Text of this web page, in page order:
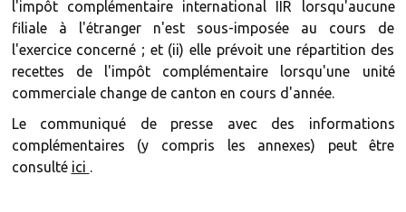
l'impôt complémentaire international IIR lorsqu'aucune
filiale à l'étranger n'est sous-imposée au cours de
l'exercice concerné ; et (ii) elle prévoit une répartition des
recettes de l'impôt complémentaire lorsqu'une unité
commerciale change de canton en cours d'année.
Le communiqué de presse avec des informations
complémentaires (y compris les annexes) peut être
consulté ici .